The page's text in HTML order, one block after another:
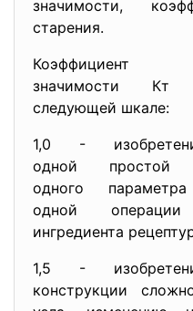
значимости,
старения.
Коэффициент
значимости Кт
следующей шкале:
1,0 -
одной простой
одного
одной
ингредиента
1,5 -
конструкции